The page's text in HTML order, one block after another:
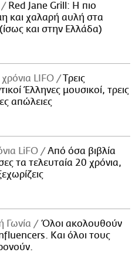
Red Jane Grill: Η πιο
και χαλαρή αυλή στα
και στην Ελλάδα)
χρόνια LIFO
Tρεις
Έλληνες μουσικοί, τρεις
απώλειες
LiFO
Από όσα βιβλία
τα τελευταία 20 χρόνια,
Γωνία
Όλοι ακολουθούν
Και όλοι τους